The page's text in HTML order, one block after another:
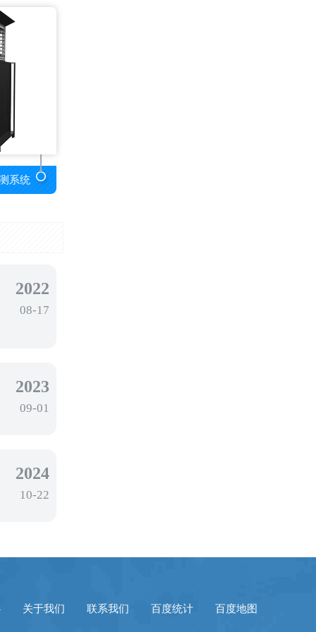
系统
2022
08-17
2023
09-01
2024
10-22
关于我们 联系我们 百度统计 百度地图